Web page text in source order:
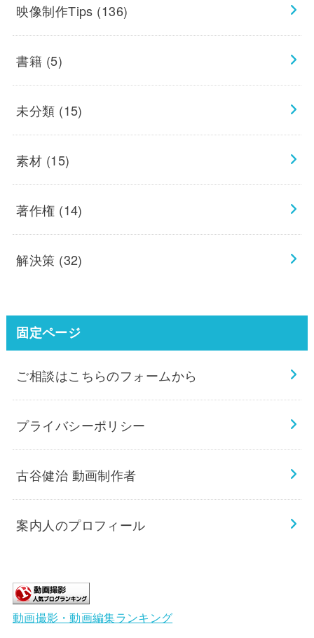
映像制作Tips (136)
書籍 (5)
未分類 (15)
素材 (15)
著作権 (14)
解決策 (32)
固定ページ
ご相談はこちらのフォームから
プライバシーポリシー
古谷健治 動画制作者
案内人のプロフィール
動画撮影・動画編集ランキング